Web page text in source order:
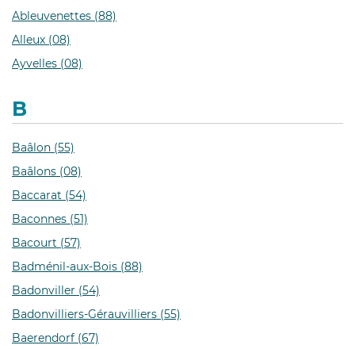
Ableuvenettes (88)
Alleux (08)
Ayvelles (08)
B
Baâlon (55)
Baâlons (08)
Baccarat (54)
Baconnes (51)
Bacourt (57)
Badménil-aux-Bois (88)
Badonviller (54)
Badonvilliers-Gérauvilliers (55)
Baerendorf (67)